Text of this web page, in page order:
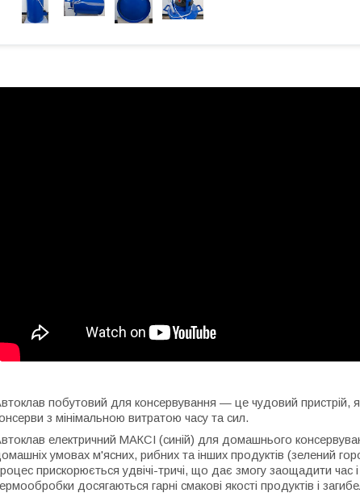
побутовий для консервування — це чудовий пристрій,
з мінімальною витратою часу та сил.
електричний МАКСІ (синій) для домашнього
умовах м'ясних, рибних та інших продуктів (зелений
прискорюється удвічі-тричі, що дає змогу заощадити час
досягаються гарні смакові якості продуктів і